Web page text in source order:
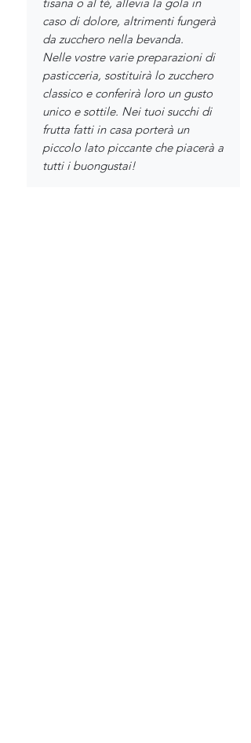
caso di dolore, altrimenti fungerà
da zucchero nella bevanda.
Nelle vostre varie preparazioni di
pasticceria, sostituirà lo zucchero
classico e conferirà loro un gusto
unico e sottile. Nei tuoi succhi di
frutta fatti in casa porterà un
piccolo lato piccante che piacerà a
tutti i buongustai!